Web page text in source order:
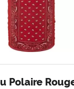
Polaire